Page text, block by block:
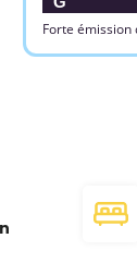
Forte émission